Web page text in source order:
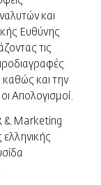
και
Ευθύνης
τις
καθώς και την
Απολογισμοί.
& Marketing
ελληνικής